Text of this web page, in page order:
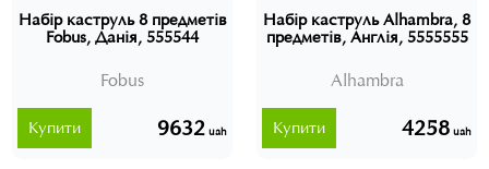
Набір каструль 8 предметів
Fobus, Данія, 555544
Fobus
9632 uah
Купити
Набір каструль Alhambra, 8
предметів, Англія, 5555555
Alhambra
4258 uah
Купити